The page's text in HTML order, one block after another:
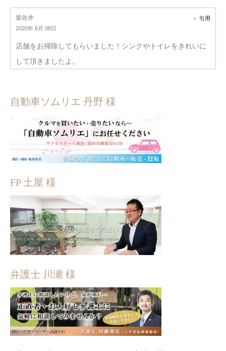
坂佐井
2020年 6月 08日
引用
店舗をお掃除してもらいました！シンクやトイレをきれいに
して頂きましたよ。
自動車ソムリエ 丹野 様
FP 土屋 様
弁護士 川瀬 様